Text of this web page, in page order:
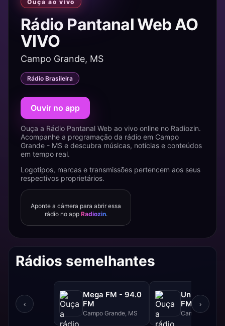
Ouça ao vivo
Rádio Pantanal Web AO
VIVO
Campo Grande, MS
Rádio Brasileira
Ouvir no app
Ouça a Rádio Pantanal Web ao vivo online no Radiozin.
Acompanhe a programação da rádio em Campo
Grande - MS e descubra músicas, notícias e conteúdos
em tempo real.
Logotipos, marcas e transmissões pertencem aos seus
respectivos proprietários.
Aponte a câmera para abrir essa
rádio no app Radiozin.
Rádios semelhantes
‹
Mega FM - 94.0
FM
Campo Grande, MS
Uniderp -
FM
Campo
›